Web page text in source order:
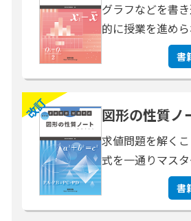
グラフなどを書
的に授業を進めら
書
改訂 図形の性質ノ
求値問題を解く
式を一通りマスタ
書